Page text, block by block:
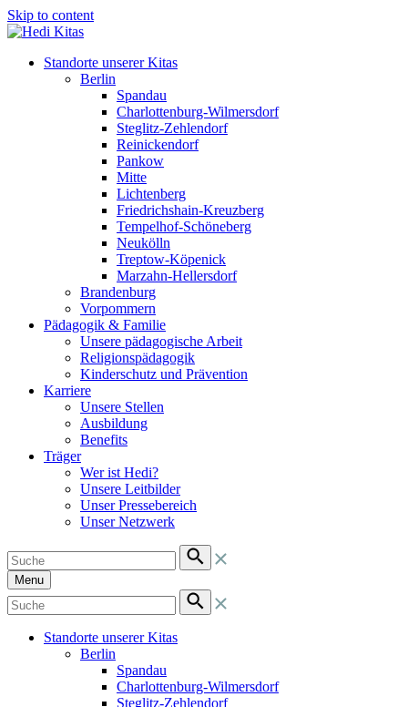
Skip to content
Standorte unserer Kitas
Berlin
Spandau
Charlottenburg-Wilmersdorf
Steglitz-Zehlendorf
Reinickendorf
Pankow
Mitte
Lichtenberg
Friedrichshain-Kreuzberg
Tempelhof-Schöneberg
Neukölln
Treptow-Köpenick
Marzahn-Hellersdorf
Brandenburg
Vorpommern
Pädagogik & Familie
Unsere pädagogische Arbeit
Religionspädagogik
Kinderschutz und Prävention
Karriere
Unsere Stellen
Ausbildung
Benefits
Träger
Wer ist Hedi?
Unsere Leitbilder
Unser Pressebereich
Unser Netzwerk
Menu
Standorte unserer Kitas
Berlin
Spandau
Charlottenburg-Wilmersdorf
Steglitz-Zehlendorf